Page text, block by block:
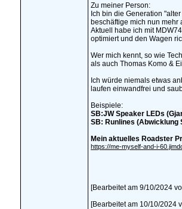
Zu meiner Person:
Ich bin die Generation
beschäftige mich nun mehr
Aktuell habe ich mit
optimiert und den Wagen
Wer mich kennt, so wie
als auch Thomas Komo &
Ich würde niemals etwas
laufen einwandfrei und
Beispiele:
SB:JW Speaker LEDs
SB: Runlines (Abwicklung
Mein aktuelles Roadster
https://me-myself-and-i-
[Bearbeitet am 9/10/2024
[Bearbeitet am 10/10/2024